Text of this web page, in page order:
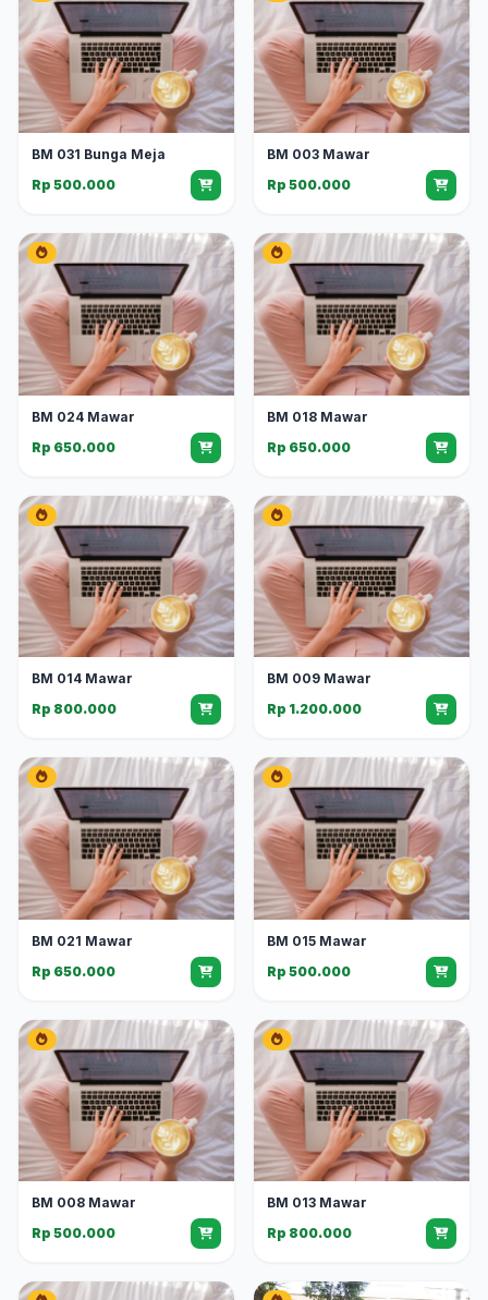
BM 031 Bunga Meja
Rp 500.000
BM 003 Mawar
Rp 500.000
BM 024 Mawar
Rp 650.000
BM 018 Mawar
Rp 650.000
BM 014 Mawar
Rp 800.000
BM 009 Mawar
Rp 1.200.000
BM 021 Mawar
Rp 650.000
BM 015 Mawar
Rp 500.000
BM 008 Mawar
Rp 500.000
BM 013 Mawar
Rp 800.000